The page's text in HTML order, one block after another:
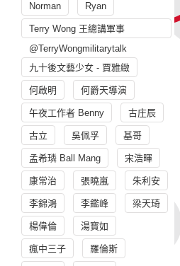
Norman Ryan
Terry Wong 王總講軍事
@TerryWongmilitarytalk
九十後文藝少女 - 賈雅緻
何啟明 何爵天導演
午夜工作者 Benny 古庄辰
古立 吳佩孚 基哥
孟希璘 Ball Mang 宋浩暉
康常治 張曉嵐 朱利安
李錦鴻 李鑑峰 梁天琦
楊偉倫 湯寳如
瘋中三子 羅倫斯